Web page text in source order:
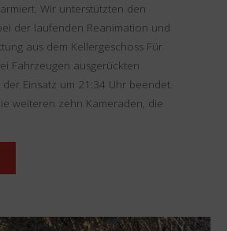
Wir unterstützten den
der laufenden Reanimation und
aus dem Kellergeschoss Für
Fahrzeugen ausgerückten
Einsatz um 21:34 Uhr beendet.
weiteren zehn Kameraden, die